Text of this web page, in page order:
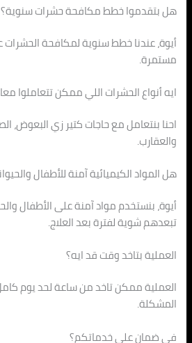
هل بتقدموا خطط مكافحة حشرات سنوية؟
أيوة، عندنا خطط سنوية لمكافحة
مستمرة.
ايه أنواع الحشرات اللي ممكن تتعاملوا
احنا بنتعامل مع حاجات كتير زي البعوض،
والعقارب.
هل المواد الكيميائية آمنة للأطفال
أيوة، بنستخدم مواد آمنة على الأطفال
تبعدهم شوية لفترة بعد العلاج.
العملية بتاخد وقت قد ايه؟
العملية ممكن تاخد من ساعة لحد يوم
المشكلة.
في ضمان على خدماتكم؟